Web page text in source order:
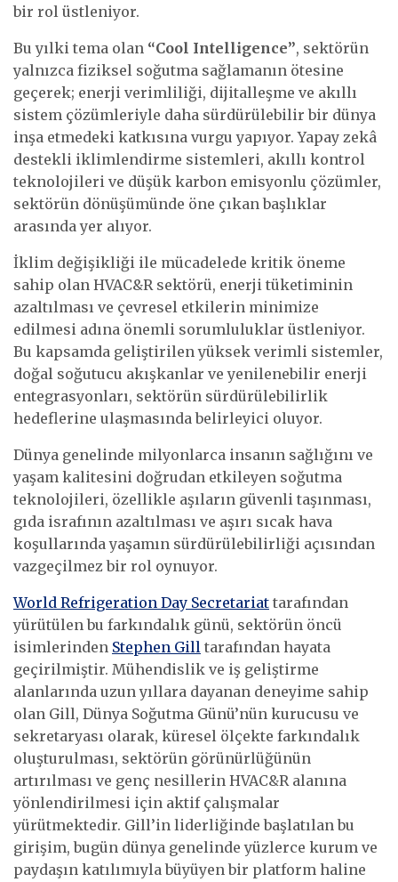
bir rol üstleniyor.
Bu yılki tema olan “Cool Intelligence”, sektörün
yalnızca fiziksel soğutma sağlamanın ötesine
geçerek; enerji verimliliği, dijitalleşme ve akıllı
sistem çözümleriyle daha sürdürülebilir bir dünya
inşa etmedeki katkısına vurgu yapıyor. Yapay zekâ
destekli iklimlendirme sistemleri, akıllı kontrol
teknolojileri ve düşük karbon emisyonlu çözümler,
sektörün dönüşümünde öne çıkan başlıklar
arasında yer alıyor.
İklim değişikliği ile mücadelede kritik öneme
sahip olan HVAC&R sektörü, enerji tüketiminin
azaltılması ve çevresel etkilerin minimize
edilmesi adına önemli sorumluluklar üstleniyor.
Bu kapsamda geliştirilen yüksek verimli sistemler,
doğal soğutucu akışkanlar ve yenilenebilir enerji
entegrasyonları, sektörün sürdürülebilirlik
hedeflerine ulaşmasında belirleyici oluyor.
Dünya genelinde milyonlarca insanın sağlığını ve
yaşam kalitesini doğrudan etkileyen soğutma
teknolojileri, özellikle aşıların güvenli taşınması,
gıda israfının azaltılması ve aşırı sıcak hava
koşullarında yaşamın sürdürülebilirliği açısından
vazgeçilmez bir rol oynuyor.
World Refrigeration Day Secretariat tarafından
yürütülen bu farkındalık günü, sektörün öncü
isimlerinden Stephen Gill tarafından hayata
geçirilmiştir. Mühendislik ve iş geliştirme
alanlarında uzun yıllara dayanan deneyime sahip
olan Gill, Dünya Soğutma Günü’nün kurucusu ve
sekretaryası olarak, küresel ölçekte farkındalık
oluşturulması, sektörün görünürlüğünün
artırılması ve genç nesillerin HVAC&R alanına
yönlendirilmesi için aktif çalışmalar
yürütmektedir. Gill’in liderliğinde başlatılan bu
girişim, bugün dünya genelinde yüzlerce kurum ve
paydaşın katılımıyla büyüyen bir platform haline